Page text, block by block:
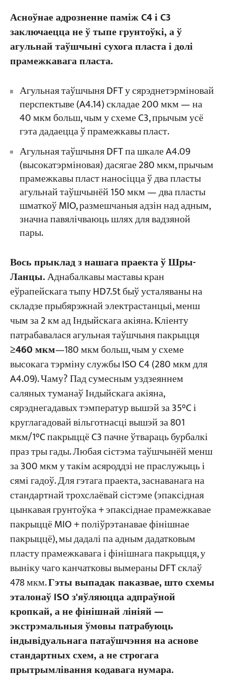
Асноўнае адрозненне паміж C4 і C3
заключаецца не ў тыпе грунтоўкі, а ў
агульнай таўшчыні сухога пласта і долі
прамежкавага пласта.
Агульная таўшчыня DFT у сярэднетэрміновай
перспектыве (A4.14) складае 200 мкм — на
40 мкм больш, чым у схеме C3, прычым усё
гэта дадаецца ў прамежкавы пласт.
Агульная таўшчыня DFT па шкале A4.09
(высокатэрміновая) дасягае 280 мкм, прычым
прамежкавы пласт наносіцца ў два пласты
агульнай таўшчынёй 150 мкм — два пласты
шматкоў MIO, размешчаныя адзін над адным,
значна павялічваюць шлях для вадзяной
пары.
Вось прыклад з нашага праекта ў Шры-
Ланцы.Аднабалкавы маставы кран
еўрапейскага тыпу HD7.5t быў усталяваны на
складзе прыбярэжнай электрастанцыі, менш
чым за 2 км ад Індыйскага акіяна. Кліенту
патрабавалася агульная таўшчыня пакрыцця
≥460 мкм—180 мкм больш, чым у схеме
высокага тэрміну службы ISO C4 (280 мкм для
A4.09). Чаму? Пад сумесным уздзеяннем
саляных туманаў Індыйскага акіяна,
сярэднегадавых тэмператур вышэй за 35°C і
круглагадовай вільготнасці вышэй за 801
мкм/1°C пакрыццё C3 пачне ўтвараць бурбалкі
праз тры гады. Любая сістэма таўшчынёй менш
за 300 мкм у такім асяроддзі не праслужыць і
сямі гадоў. Для гэтага праекта, заснаванага на
стандартнай трохслаёвай сістэме (эпаксідная
цынкавая грунтоўка + эпаксіднае прамежкавае
пакрыццё MIO + поліўрэтанавае фінішнае
пакрыццё), мы дадалі па адным дадатковым
пласту прамежкавага і фінішнага пакрыцця, у
выніку чаго канчатковы вымераны DFT склаў
478 мкм.Гэты выпадак паказвае, што схемы
эталонаў ISO з'яўляюцца адпраўной
кропкай, а не фінішнай лініяй —
экстрэмальныя ўмовы патрабуюць
індывідуальнага патаўшчэння на аснове
стандартных схем, а не строгага
прытрымлівання кодавага нумара.